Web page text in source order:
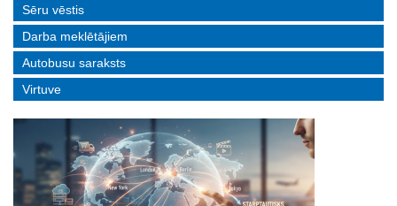
Sēru vēstis
Darba meklētājiem
Autobusu saraksts
Virtuve